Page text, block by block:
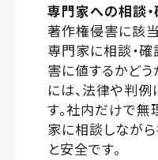
専門家への相談
著作権侵害に該
専門家に相談・確
害に値するかど
には、法律や判
す。社内だけで無
家に相談しなが
と安全です。